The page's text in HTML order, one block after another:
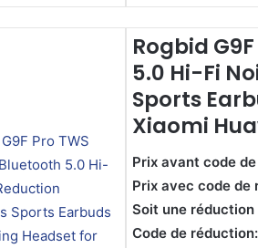
Rogbid
5.0 Hi-Fi
Sports
Xiaomi
Prix avant code
Prix avec code de
Soit une réduction
Code de réduction: